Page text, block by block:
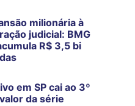
milionária à
judicial: BMG
R$ 3,5 bi
em SP cai ao 3º
da série